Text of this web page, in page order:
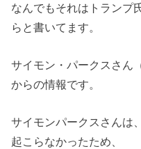
なんでもそれはトランプ
らと書いてます。
サイモン・パークスさん
からの情報です。
サイモンパークスさんは
起こらなかったため、